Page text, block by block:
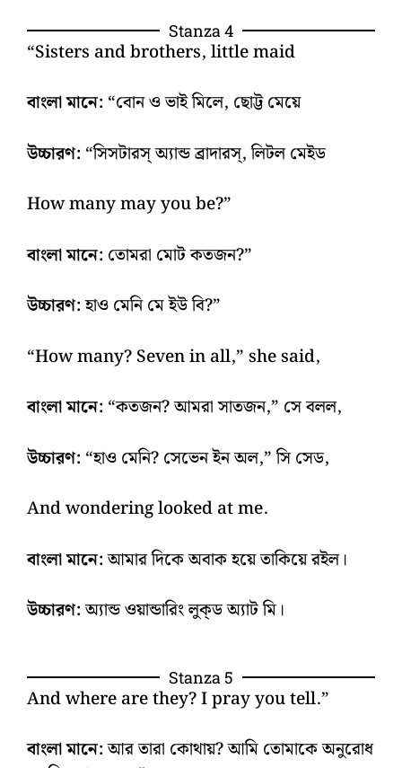
Stanza 4
“Sisters and brothers, little maid
বাংলা মানে: “বোন ও ভাই মিলে, ছোট্ট মেয়ে
উচ্চারণ: “সিসটারস্‌ অ্যান্ড ব্রাদারস্‌, লিটল মেইড
How many may you be?”
বাংলা মানে: তোমরা মোট কতজন?”
উচ্চারণ:হাও মেনি মে ইউ বি?”
“How many? Seven in all,” she said,
বাংলা মানে: “কতজন? আমরা সাতজন,” সে বলল,
উচ্চারণ: “হাও মেনি? সেভেন ইন অল,” সি সেড,
And wondering looked at me.
বাংলা মানে:আমার দিকে অবাক হয়ে তাকিয়ে রইল।
উচ্চারণ:অ্যান্ড ওয়ান্ডারিং লুক্‌ড অ্যাট মি।
Stanza 5
And where are they? I pray you tell.”
বাংলা মানে:আর তারা কোথায়? আমি তোমাকে অনুরোধ